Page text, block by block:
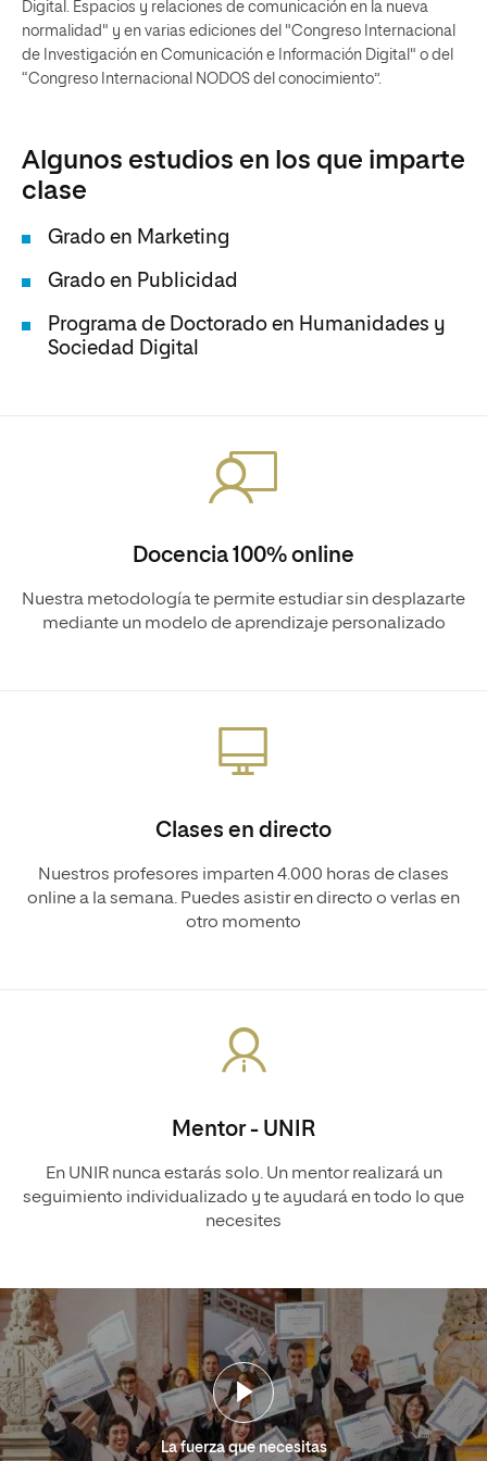
Digital. Espacios y relaciones de comunicación en la nueva
normalidad" y en varias ediciones del "Congreso Internacional
de Investigación en Comunicación e Información Digital" o del
“Congreso Internacional NODOS del conocimiento”.
Algunos estudios en los que imparte
clase
Grado en Marketing
Grado en Publicidad
Programa de Doctorado en Humanidades y
Sociedad Digital
Docencia 100% online
Nuestra metodología te permite estudiar sin desplazarte
mediante un modelo de aprendizaje personalizado
Clases en directo
Nuestros profesores imparten 4.000 horas de clases
online a la semana. Puedes asistir en directo o verlas en
otro momento
Mentor - UNIR
En UNIR nunca estarás solo. Un mentor realizará un
seguimiento individualizado y te ayudará en todo lo que
necesites
La fuerza que necesitas